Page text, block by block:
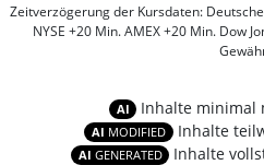
Zeitverzögerung der Kursdaten:
NYSE +20 Min. AMEX +20 Min. Dow
AI Inhalte minimal
AI MODIFIED Inhalte
AI GENERATED Inhalte